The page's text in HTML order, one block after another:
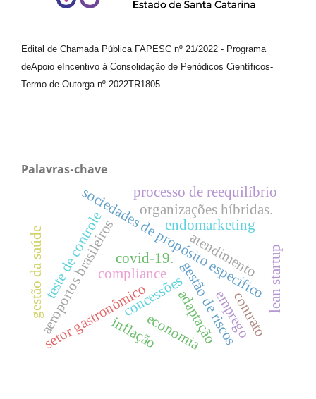
Edital de Chamada Pública FAPESC nº 21/2022 - Programa
deApoio e Incentivo à Consolidação de Periódicos Científicos-
Termo de Outorga nº 2022TR1805
Palavras-chave
covid-19.
concessões
sociedades de propósito específico
aeroportos brasileiros
organizações híbridas.
teste de controle
gestão de riscos
compliance lean startup
setor gastronômico adaptação
gestão da saúde atendimento
economia
endomarketing
emprego
contrato
processo de reequilíbrio
inflação